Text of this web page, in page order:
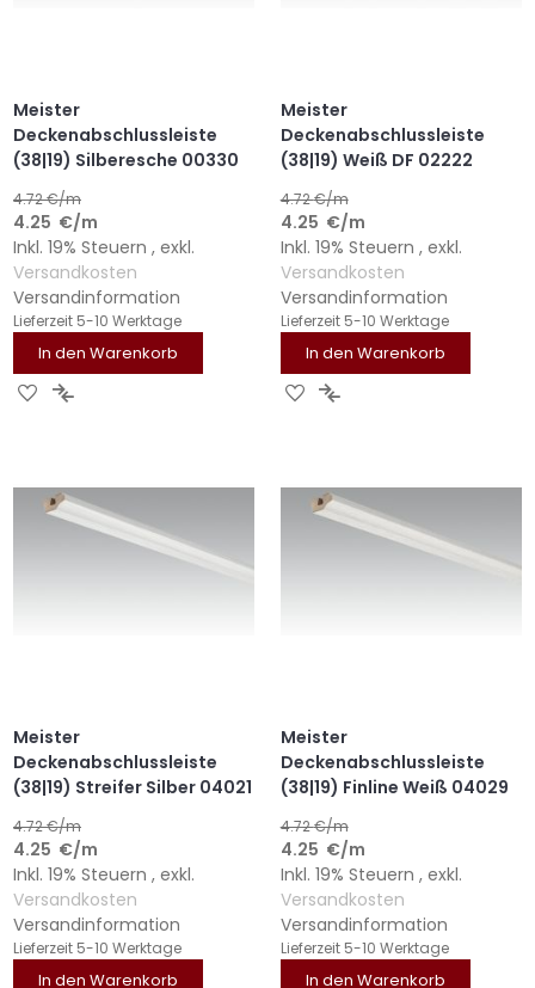
Meister
Deckenabschlussleiste
(38|19) Silberesche 00330
4.72€/m
4.25 €/m
Inkl. 19% Steuern , exkl.
Versandkosten
Versandinformation
Lieferzeit 5-10 Werktage
In den Warenkorb
ZURZUR
Meister
Deckenabschlussleiste
(38|19) Weiß DF 02222
4.72€/m
4.25 €/m
Inkl. 19% Steuern , exkl.
Versandkosten
Versandinformation
Lieferzeit 5-10 Werktage
In den Warenkorb
ZURZUR
Meister
Deckenabschlussleiste
(38|19) Streifer Silber 04021
4.72€/m
4.25 €/m
Inkl. 19% Steuern , exkl.
Versandkosten
Versandinformation
Lieferzeit 5-10 Werktage
In den Warenkorb
Meister
Deckenabschlussleiste
(38|19) Finline Weiß 04029
4.72€/m
4.25 €/m
Inkl. 19% Steuern , exkl.
Versandkosten
Versandinformation
Lieferzeit 5-10 Werktage
In den Warenkorb